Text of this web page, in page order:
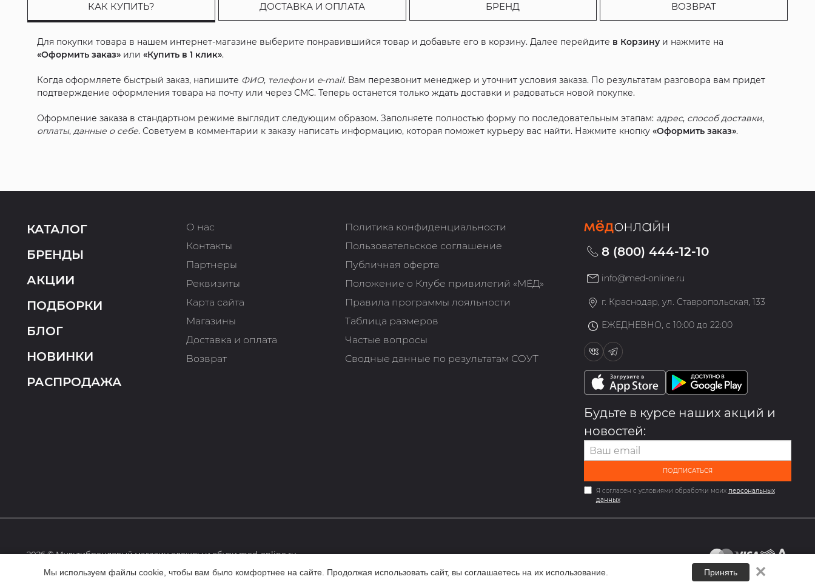
Мы используем файлы cookie, чтобы вам было комфортнее на сайте. Продолжая использовать сайт, вы соглашаетесь на их использование. Принять ✕
КАК КУПИТЬ? ДОСТАВКА И ОПЛАТА БРЕНД ВОЗВРАТ
Для покупки товара в нашем интернет-магазине выберите понравившийся товар и добавьте его в корзину. Далее перейдите в Корзину и нажмите на
«Оформить заказ» или«Купить в 1 клик».
Когда оформляете быстрый заказ, напишите ФИО, телефони e-mail. Вам перезвонит менеджер и уточнит условия заказа. По результатам разговора вам придет
подтверждение оформления товара на почту или через СМС. Теперь останется только ждать доставки и радоваться новой покупке.
Оформление заказа в стандартном режиме выглядит следующим образом. Заполняете полностью форму по последовательным этапам: адрес, способ доставки,
оплаты,данные о себе. Советуем в комментарии к заказу написать информацию, которая поможет курьеру вас найти. Нажмите кнопку«Оформить заказ».
КАТАЛОГ
БРЕНДЫ
АКЦИИ
ПОДБОРКИ
БЛОГ
НОВИНКИ
РАСПРОДАЖА
О нас
Контакты
Партнеры
Реквизиты
Карта сайта
Магазины
Доставка и оплата
Возврат
Политика конфиденциальности
Пользовательское соглашение
Публичная оферта
Положение о Клубе привилегий «МЁД»
Правила программы лояльности
Таблица размеров
Частые вопросы
Сводные данные по результатам СОУТ
8 (800) 444-12-10
info@med-online.ru
г. Краснодар, ул. Ставропольская, 133
ЕЖЕДНЕВНО, с 10:00 до 22:00
Будьте в курсе наших акций и
новостей:
ПОДПИСАТЬСЯ
Я согласен с условиями обработки моих персональных
данных
2026 © Мультибрендовый магазин одежды и обуви med-online.ru